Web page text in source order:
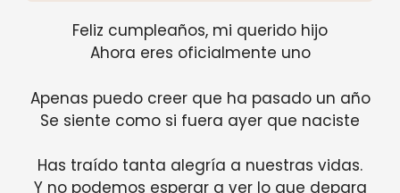
Feliz cumpleaños, mi querido hijo
Ahora eres oficialmente uno
Apenas puedo creer que ha pasado un año
Se siente como si fuera ayer que naciste
Has traído tanta alegría a nuestras vidas.
Y no podemos esperar a ver lo que depara